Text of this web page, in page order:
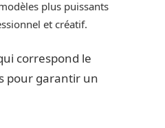
plus puissants
et créatif.
correspond le
pour garantir un